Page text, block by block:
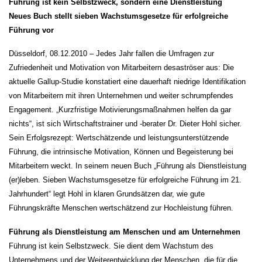
Führung ist kein Selbstzweck, sondern eine Dienstleistung
Neues Buch stellt sieben Wachstumsgesetze für erfolgreiche
Führung vor
Düsseldorf, 08.12.2010 – Jedes Jahr fallen die Umfragen zur
Zufriedenheit und Motivation von Mitarbeitern desaströser aus: Die
aktuelle Gallup-Studie konstatiert eine dauerhaft niedrige Identifikation
von Mitarbeitern mit ihren Unternehmen und weiter schrumpfendes
Engagement. „Kurzfristige Motivierungsmaßnahmen helfen da gar
nichts“, ist sich Wirtschaftstrainer und -berater Dr. Dieter Hohl sicher.
Sein Erfolgsrezept: Wertschätzende und leistungsunterstützende
Führung, die intrinsische Motivation, Können und Begeisterung bei
Mitarbeitern weckt. In seinem neuen Buch „Führung als Dienstleistung
(er)leben. Sieben Wachstumsgesetze für erfolgreiche Führung im 21.
Jahrhundert“ legt Hohl in klaren Grundsätzen dar, wie gute
Führungskräfte Menschen wertschätzend zur Hochleistung führen.
Führung als Dienstleistung am Menschen und am Unternehmen
Führung ist kein Selbstzweck. Sie dient dem Wachstum des
Unternehmens und der Weiterentwicklung der Menschen, die für die